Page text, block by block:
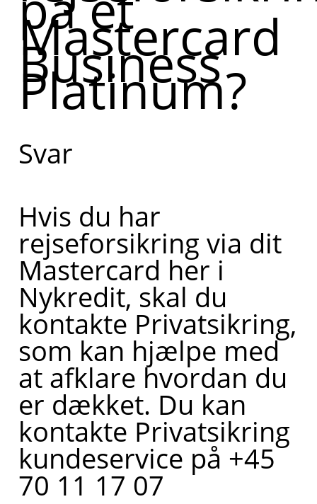
Mastercard
Business
Platinum?
Svar
Hvis du har
rejseforsikring via dit
Mastercard her i
Nykredit, skal du
kontakte Privatsikring,
som kan hjælpe med
at afklare hvordan du
er dækket. Du kan
kontakte Privatsikring
kundeservice på +45
70 11 17 07